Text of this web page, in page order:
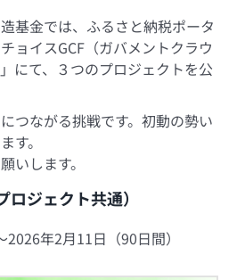
基金では、ふるさと納税ポータ
ョイスGCF（ガバメントクラウ
にて、３つのプロジェクトを公
つながる挑戦です。初動の勢い
す。
いします。
ジェクト共通）
年2月11日（90日間）